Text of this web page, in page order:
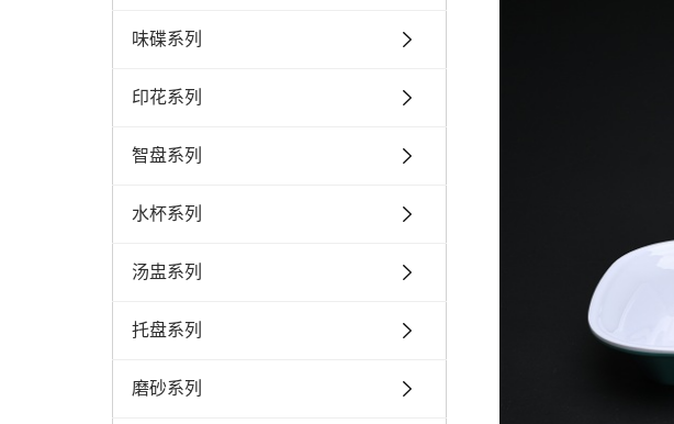
味碟系列
印花系列
智盘系列
水杯系列
汤盅系列
托盘系列
磨砂系列